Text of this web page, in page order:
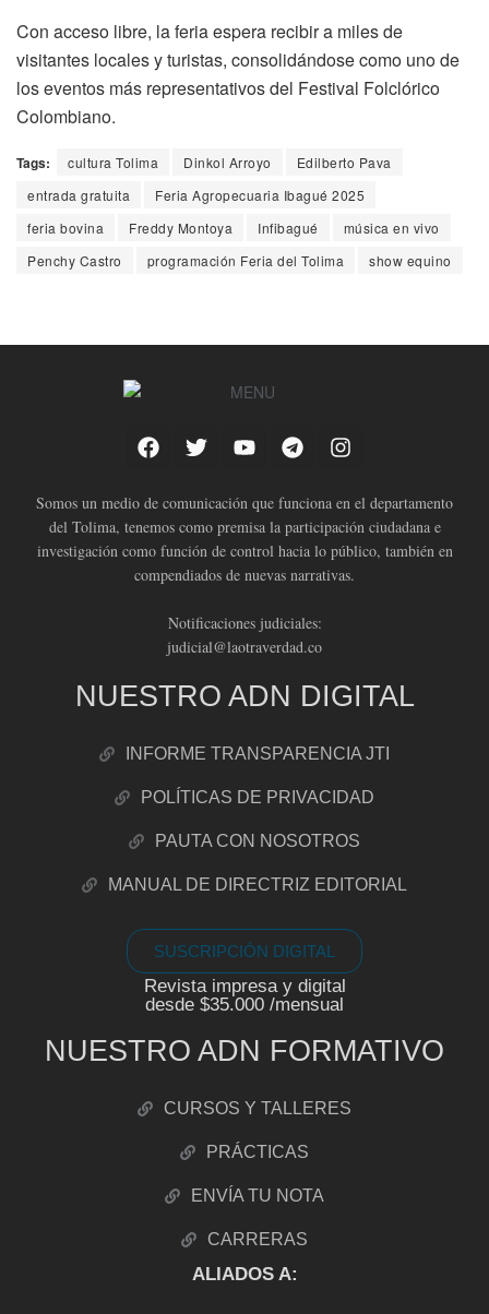
Con acceso libre, la feria espera recibir a miles de
visitantes locales y turistas, consolidándose como uno de
los eventos más representativos del Festival Folclórico
Colombiano.
Tags: cultura Tolima Dinkol Arroyo
Edilberto Pava
entrada gratuita
Feria Agropecuaria Ibagué 2025
feria bovina
Freddy Montoya Infibagué
música en vivo
Penchy Castro
programación Feria del Tolima show equino
Somos un medio de comunicación que funciona en el departamento
del Tolima, tenemos como premisa la participación ciudadana e
investigación como función de control hacia lo público, también en
compendiados de nuevas narrativas.
Notificaciones judiciales:
judicial@laotraverdad.co
NUESTRO ADN DIGITAL
INFORME TRANSPARENCIA JTI
POLÍTICAS DE PRIVACIDAD
PAUTA CON NOSOTROS
MANUAL DE DIRECTRIZ EDITORIAL
SUSCRIPCIÓN DIGITAL
Revista impresa y digital
desde $35.000 /mensual
NUESTRO ADN FORMATIVO
CURSOS Y TALLERES
PRÁCTICAS
ENVÍA TU NOTA
CARRERAS
ALIADOS A: